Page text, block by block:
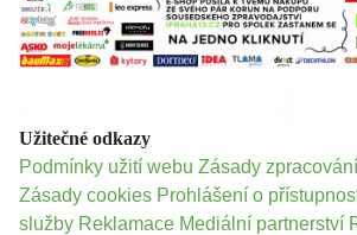
Užitečné odkazy
Podmínky užití webu Zásady
Zásady cookies Prohlášení o
služby Reklamace Mediální partnerství